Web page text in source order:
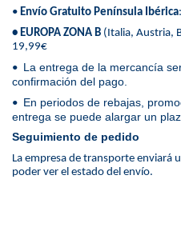
• Envío Gratuito Península Ibérica
• EUROPA ZONA B (Italia, Austria,
19,99€
• La entrega de la mercancía
confirmación del pago.
• En periodos de rebajas,
entrega se puede alargar un
Seguimiento de pedido
La empresa de transporte enviará
poder ver el estado del envío.